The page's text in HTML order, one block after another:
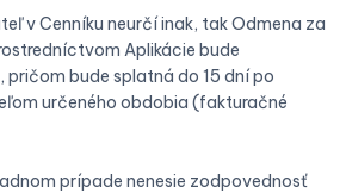
v Cenníku neurčí inak, tak Odmena za
Aplikácie bude
pričom bude splatná do 15 dní po
určeného obdobia (fakturačné
prípade nenesie zodpovednosť